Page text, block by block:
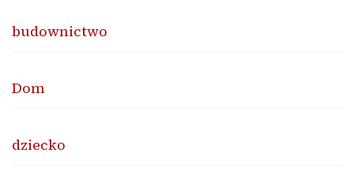
budownictwo
Dom
dziecko